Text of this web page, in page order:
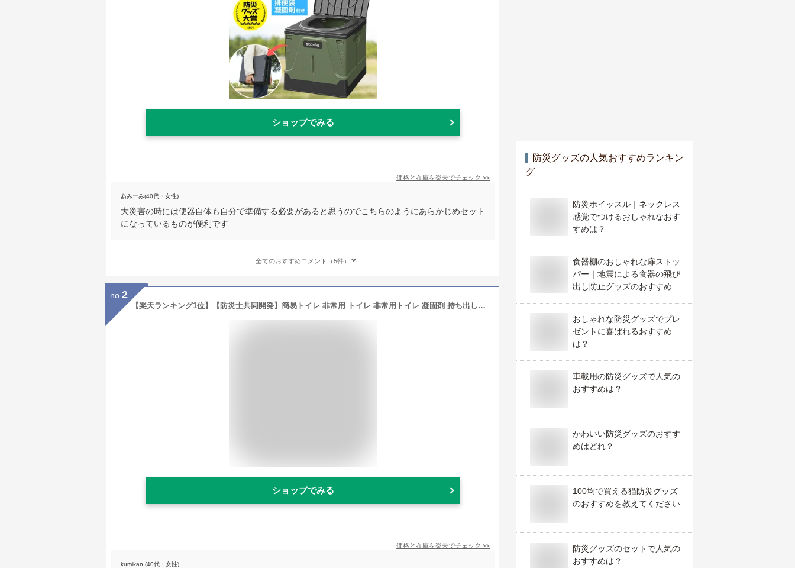
ショップでみる
価格と在庫を楽天でチェック >>
あみーみ(40代・女性)
大災害の時には便器自体も自分で準備する必要があると思うのでこちらのようにあらかじめセット
になっているものが便利です
全てのおすすめコメント（5件）
no. 2
【楽天ランキング1位】【防災士共同開発】簡易トイレ 非常用 トイレ 非常用トイレ 凝固剤 持ち出し袋 50回 100回 緊急簡易トイレ消臭 非常用簡易トイレ 抗菌 滅菌 清潔 臭わない 抗菌消臭簡易トイレ 災害用トイレ 日本製 防災 防災グッズ 防災用品 地震 地震対策 災害
ショップでみる
価格と在庫を楽天でチェック >>
kumikan (40代・女性)
防災グッズの人気おすすめランキン
グ
防災ホイッスル｜ネックレス
感覚でつけるおしゃれなおす
すめは？
食器棚のおしゃれな扉ストッ
パー｜地震による食器の飛び
出し防止グッズのおすすめア
おしゃれな防災グッズでプレ
ゼントに喜ばれるおすすめ
は？
車載用の防災グッズで人気の
おすすめは？
かわいい防災グッズのおすす
めはどれ？
100均で買える猫防災グッズ
のおすすめを教えてください
防災グッズのセットで人気の
おすすめは？